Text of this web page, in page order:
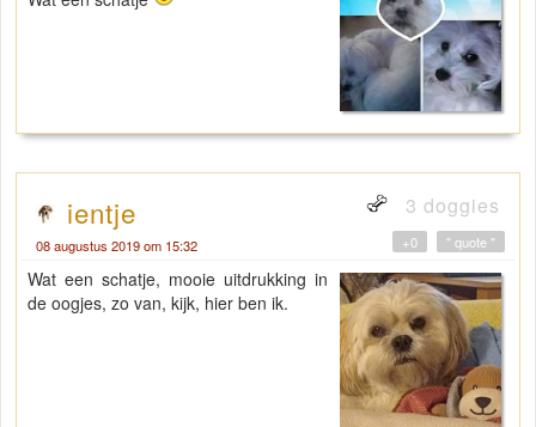
ientje 3 doggies
08 augustus 2019 om 15:32 " quote "
+0
Wat een schatje, mooie uitdrukking in
de oogjes, zo van, kijk, hier ben ik.